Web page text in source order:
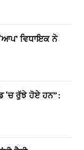
ਵਿਧਾਇਕ ਨੇ
‘ਚ ਰੁੱਝੇ ਹੋਏ ਹਨ”: